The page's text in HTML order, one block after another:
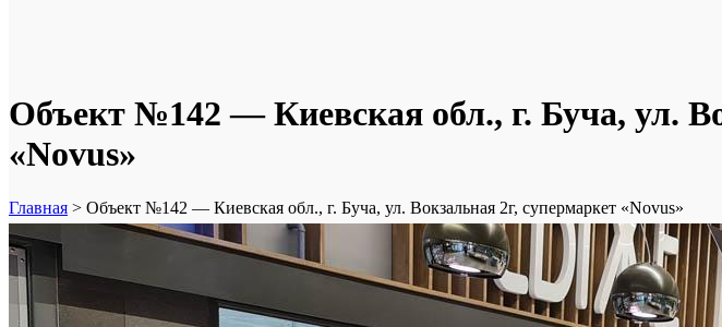
Объект №142 — Киевская обл., г. Буча, ул.
«Novus»
Главная > Объект №142 — Киевская обл., г. Буча, ул. Вокзальная 2г, супермаркет «Novus»